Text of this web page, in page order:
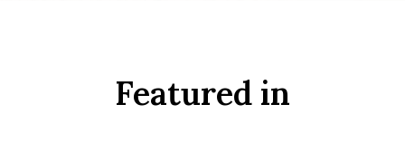
Featured in